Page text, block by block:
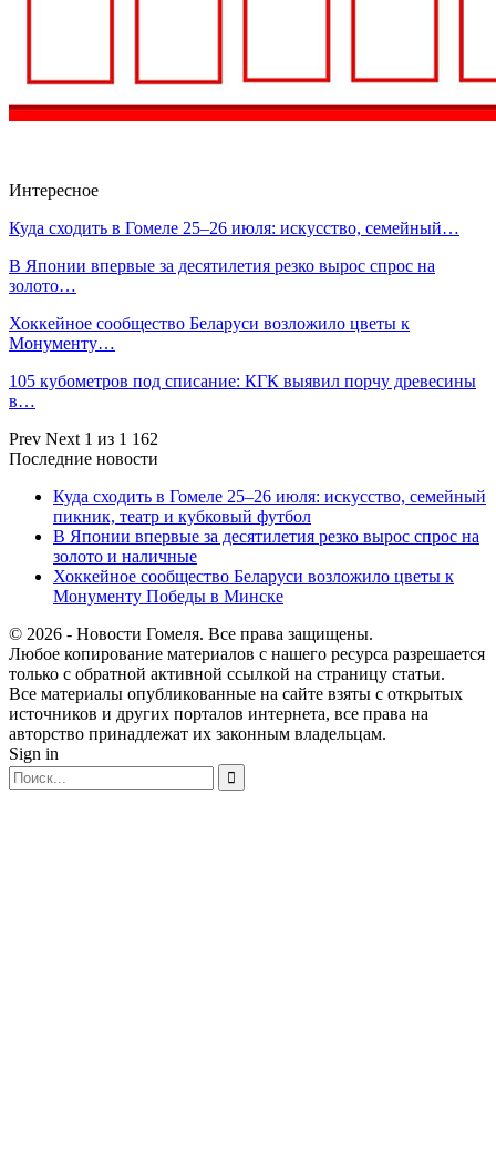
Интересное
Куда сходить в Гомеле 25–26 июля: искусство, семейный…
В Японии впервые за десятилетия резко вырос спрос на
золото…
Хоккейное сообщество Беларуси возложило цветы к
Монументу…
105 кубометров под списание: КГК выявил порчу древесины
в…
Prev Next 1 из 1 162
Последние новости
Куда сходить в Гомеле 25–26 июля: искусство, семейный
пикник, театр и кубковый футбол
В Японии впервые за десятилетия резко вырос спрос на
золото и наличные
Хоккейное сообщество Беларуси возложило цветы к
Монументу Победы в Минске
© 2026 - Новости Гомеля. Все права защищены.
Любое копирование материалов с нашего ресурса разрешается
только с обратной активной ссылкой на страницу статьи.
Все материалы опубликованные на сайте взяты с открытых
источников и других порталов интернета, все права на
авторство принадлежат их законным владельцам.
Sign in